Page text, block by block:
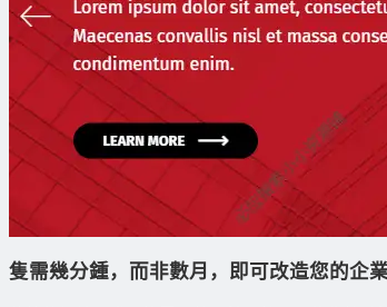
隻需幾分鍾，而非數月，即可改造您的企